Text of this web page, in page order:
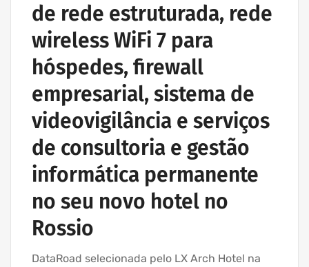
de rede estruturada, rede
wireless WiFi 7 para
hóspedes, firewall
empresarial, sistema de
videovigilância e serviços
de consultoria e gestão
informática permanente
no seu novo hotel no
Rossio
DataRoad selecionada pelo LX Arch Hotel na